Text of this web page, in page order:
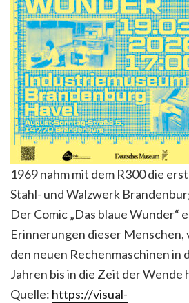
1969 nahm mit dem R300 die
Stahl- und Walzwerk
Der Comic „Das blaue Wunder“
Erinnerungen dieser
den neuen Rechenmaschinen in
Jahren bis in die Zeit der Wende
Quelle: https://visual-